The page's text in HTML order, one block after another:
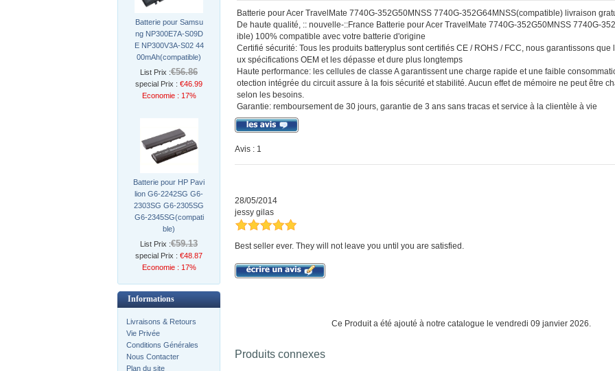
Batterie pour Samsu
ng NP300E7A-S09D
E NP300V3A-S02 44
00mAh(compatible)
List Prix :€56.86
special Prix : €46.99
Economie : 17%
Batterie pour HP Pavi
lion G6-2242SG G6-
2303SG G6-2305SG
G6-2345SG(compati
ble)
List Prix :€59.13
special Prix : €48.87
Economie : 17%
Informations
Livraisons & Retours
Vie Privée
Conditions Générales
Nous Contacter
Plan du site
Batterie pour Acer TravelMate 7740G-352G50MNSS 7740G-352G64MNSS(compatible) livraison
De haute qualité, :: nouvelle-::France Batterie pour Acer TravelMate 7740G-352G50MNSS 7740G-
ible) 100% compatible avec votre batterie d'origine
Certifié sécurité: Tous les produits batteryplus sont certifiés CE / ROHS / FCC, nous garantissons que
ux spécifications OEM et les dépasse et dure plus longtemps
Haute performance: les cellules de classe A garantissent une charge rapide et une faible
otection intégrée du circuit assure à la fois sécurité et stabilité. Aucun effet de mémoire ne peut être
selon les besoins.
Garantie: remboursement de 30 jours, garantie de 3 ans sans tracas et service à la clientèle à vie
Avis : 1
28/05/2014
jessy gilas
Best seller ever. They will not leave you until you are satisfied.
Ce Produit a été ajouté à notre catalogue le vendredi 09 janvier 2026.
Produits connexes